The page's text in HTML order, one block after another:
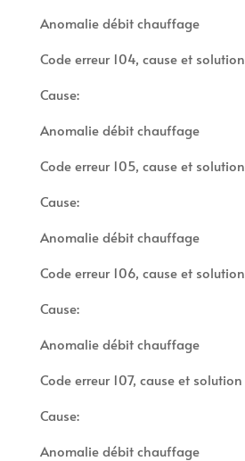
Anomalie débit chauffage
Code erreur 104, cause et solution
Cause:
Anomalie débit chauffage
Code erreur 105, cause et solution
Cause:
Anomalie débit chauffage
Code erreur 106, cause et solution
Cause:
Anomalie débit chauffage
Code erreur 107, cause et solution
Cause:
Anomalie débit chauffage